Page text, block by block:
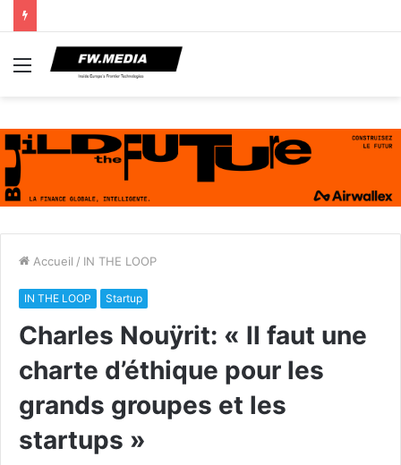
Menu
Accueil / IN THE LOOP
IN THE LOOP Startup
Charles Nouÿrit: « ll faut une
charte d’éthique pour les
grands groupes et les
startups »